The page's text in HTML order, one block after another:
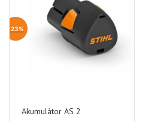
-23%
Akumulátor AS 2